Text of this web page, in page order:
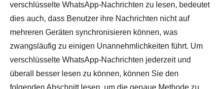
verschlüsselte WhatsApp-Nachrichten zu lesen, bedeutet
dies auch, dass Benutzer ihre Nachrichten nicht auf
mehreren Geräten synchronisieren können, was
zwangsläufig zu einigen Unannehmlichkeiten führt. Um
verschlüsselte WhatsApp-Nachrichten jederzeit und
überall besser lesen zu können, können Sie den